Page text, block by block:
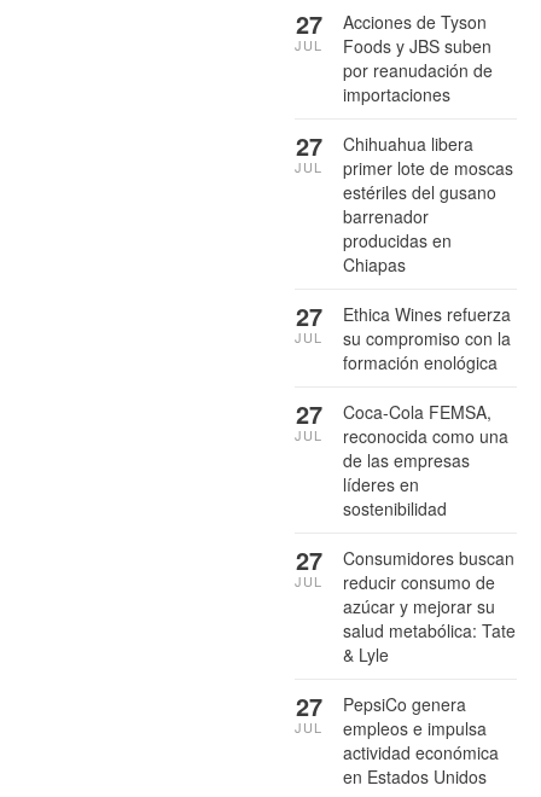
Acciones de Tyson
Foods y JBS suben
por reanudación de
importaciones
27
JUL
Chihuahua libera
primer lote de moscas
estériles del gusano
barrenador
producidas en
Chiapas
27
JUL
Ethica Wines refuerza
su compromiso con la
formación enológica
27
JUL
Coca-Cola FEMSA,
reconocida como una
de las empresas
líderes en
sostenibilidad
27
JUL
Consumidores buscan
reducir consumo de
azúcar y mejorar su
salud metabólica: Tate
& Lyle
27
JUL
PepsiCo genera
empleos e impulsa
actividad económica
en Estados Unidos
27
JUL